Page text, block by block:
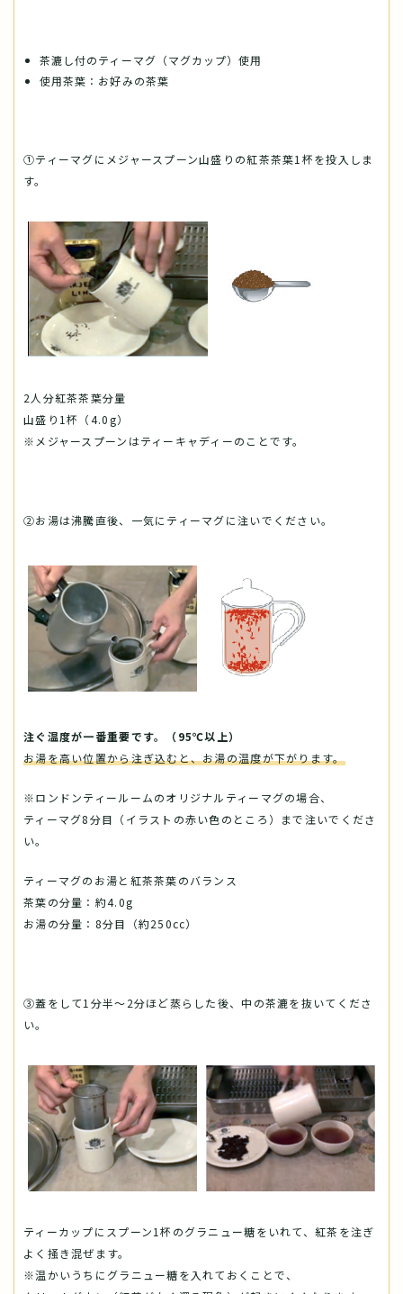
茶漉し付のティーマグ（マグカップ）使用
使用茶葉：お好みの茶葉
①ティーマグにメジャースプーン山盛りの紅茶茶葉1杯を投入しま
す。
2人分紅茶茶葉分量
山盛り1杯（4.0g）
※メジャースプーンはティーキャディーのことです。
②お湯は沸騰直後、一気にティーマグに注いでください。
注ぐ温度が一番重要です。（95℃以上）
お湯を高い位置から注ぎ込むと、お湯の温度が下がります。
※ロンドンティールームのオリジナルティーマグの場合、
ティーマグ8分目（イラストの赤い色のところ）まで注いでくださ
い。
ティーマグのお湯と紅茶茶葉のバランス
茶葉の分量：約4.0g
お湯の分量：8分目（約250cc）
③蓋をして1分半～2分ほど蒸らした後、中の茶漉を抜いてくださ
い。
ティーカップにスプーン1杯のグラニュー糖をいれて、紅茶を注ぎ
よく掻き混ぜます。
※温かいうちにグラニュー糖を入れておくことで、